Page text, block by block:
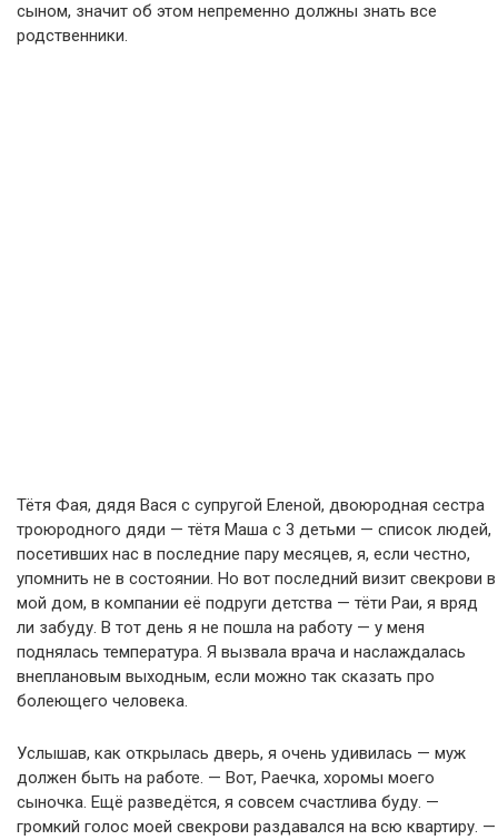
сыном, значит об этом непременно должны знать все
родственники.
Тётя Фая, дядя Вася с супругой Еленой, двоюродная сестра
троюродного дяди — тётя Маша с 3 детьми — список людей,
посетивших нас в последние пару месяцев, я, если честно,
упомнить не в состоянии. Но вот последний визит свекрови в
мой дом, в компании её подруги детства — тёти Раи, я вряд
ли забуду. В тот день я не пошла на работу — у меня
поднялась температура. Я вызвала врача и наслаждалась
внеплановым выходным, если можно так сказать про
болеющего человека.
Услышав, как открылась дверь, я очень удивилась — муж
должен быть на работе. — Вот, Раечка, хоромы моего
сыночка. Ещё разведётся, я совсем счастлива буду. —
громкий голос моей свекрови раздавался на всю квартиру. —